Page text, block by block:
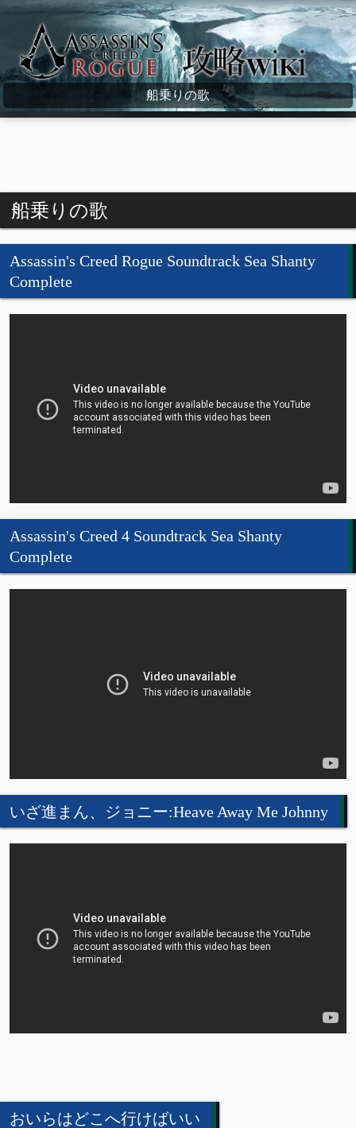
Assassin's Creed Rogue Wiki
船乗りの歌
船乗りの歌
Assassin's Creed Rogue Soundtrack Sea Shanty
Complete
Assassin's Creed 4 Soundtrack Sea Shanty
Complete
いざ進まん、ジョニー:Heave Away Me Johnny
おいらはどこへ行けばいい